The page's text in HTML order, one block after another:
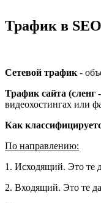
Трафик в
Сетевой трафик -
Трафик сайта (сленг
видеохостингах или
Как
По направлению:
1. Исходящий. Это те
2. Входящий. Это те